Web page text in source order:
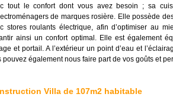
tout le confort dont vous avez besoin ; sa
de marques rosière. Elle possède
stores roulants électrique, afin d’optimiser au
ainsi un confort optimal. Elle est également
et portail. A l’extérieur un point d’eau et
également nous faire part de vos goûts et
Villa de 107m2 habitable